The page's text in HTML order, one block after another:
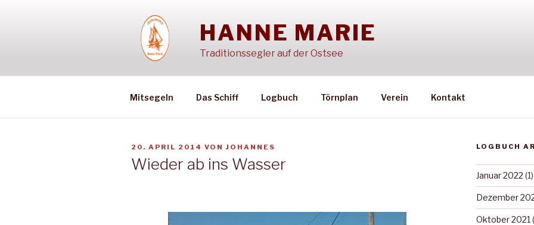
HANNE MARIE
Traditionssegler auf der Ostsee
Mitsegeln Das Schiff Logbuch Törnplan Verein Kontakt
VERÖFFENTLICHT
20. APRIL 2014 VON JOHANNES
Wieder ab ins Wasser
LOGBUCH
Januar 2022 (1)
Dezember
Oktober 2021